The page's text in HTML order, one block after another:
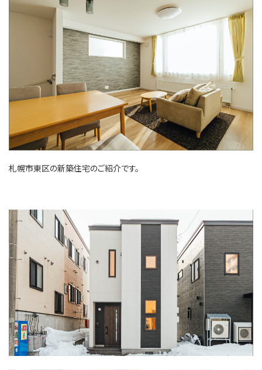
札幌市東区の新築住宅のご紹介です。